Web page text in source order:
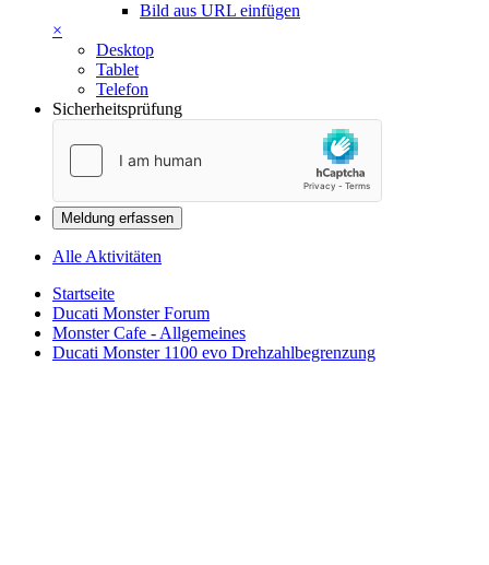
Bild aus URL einfügen
×
Desktop
Tablet
Telefon
Sicherheitsprüfung
Meldung erfassen
Alle Aktivitäten
Startseite
Ducati Monster Forum
Monster Cafe - Allgemeines
Ducati Monster 1100 evo Drehzahlbegrenzung